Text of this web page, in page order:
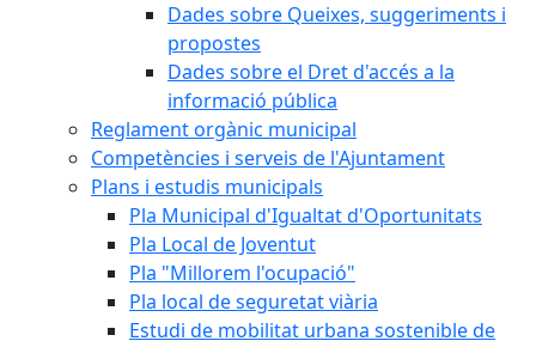
Dades sobre Queixes, suggeriments i
propostes
Dades sobre el Dret d'accés a la
informació pública
Reglament orgànic municipal
Competències i serveis de l'Ajuntament
Plans i estudis municipals
Pla Municipal d'Igualtat d'Oportunitats
Pla Local de Joventut
Pla "Millorem l'ocupació"
Pla local de seguretat viària
Estudi de mobilitat urbana sostenible de